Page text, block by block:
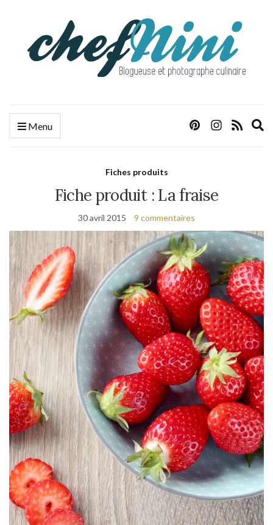
Menu
Fiches produits
Fiche produit : La fraise
30 avril 2015 9 commentaires